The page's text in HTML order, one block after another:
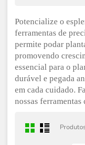
Potencialize o
ferramentas de
permite podar
promovendo
essencial para o
durável e pegada
em cada cuidado.
nossas ferramentas